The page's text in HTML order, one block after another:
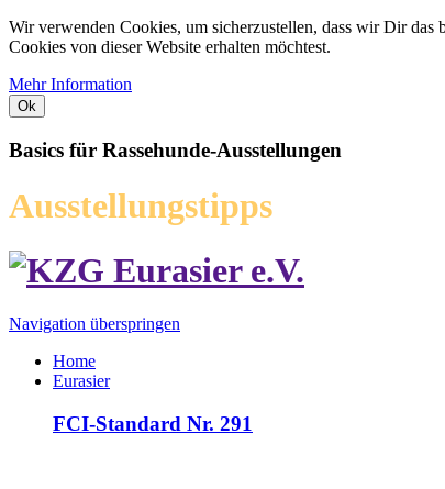
Wir verwenden Cookies, um sicherzustellen, dass wir Dir das
Cookies von dieser Website erhalten möchtest.
Mehr Information
Ok
Basics für Rassehunde-Ausstellungen
Ausstellungstipps
Navigation überspringen
Home
Eurasier
FCI-Standard Nr. 291